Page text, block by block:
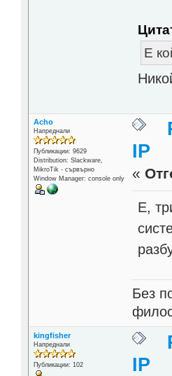
Е
Acho
Напреднали
Публикации: 9629
Distribution: Slackware,
MikroTik - сървърно
Window Manager: console only
IP
«
Е,
Без
kingfisher
Напреднали
Публикации: 102
IP